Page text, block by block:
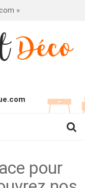
»
pour